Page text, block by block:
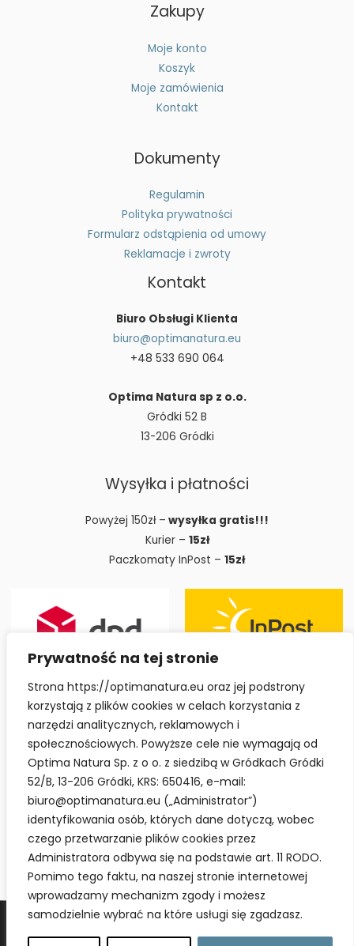
Prywatność na tej stronie
Strona https://optimanatura.eu oraz jej podstrony
korzystają z plików cookies w celach korzystania z
narzędzi analitycznych, reklamowych i
społecznościowych. Powyższe cele nie wymagają od
Optima Natura Sp. z o o. z siedzibą w Gródkach Gródki
52/B, 13-206 Gródki, KRS: 650416, e-mail:
biuro@optimanatura.eu („Administrator”)
identyfikowania osób, których dane dotyczą, wobec
czego przetwarzanie plików cookies przez
Administratora odbywa się na podstawie art. 11 RODO.
Pomimo tego faktu, na naszej stronie internetowej
wprowadzamy mechanizm zgody i możesz
samodzielnie wybrać na które usługi się zgadzasz.
Zakupy
Moje konto
Koszyk
Moje zamówienia
Kontakt
Dokumenty
Regulamin
Polityka prywatności
Formularz odstąpienia od umowy
Reklamacje i zwroty
Kontakt
Biuro Obsługi Klienta
biuro@optimanatura.eu
+48 533 690 064
Optima Natura sp z o.o.
Gródki 52 B
13-206 Gródki
Wysyłka i płatności
Powyżej 150zł – wysyłka gratis!!!
Kurier – 15zł
Paczkomaty InPost – 15zł
© Wszystkie prawa zastrzeżone: Optima Natura 2020.